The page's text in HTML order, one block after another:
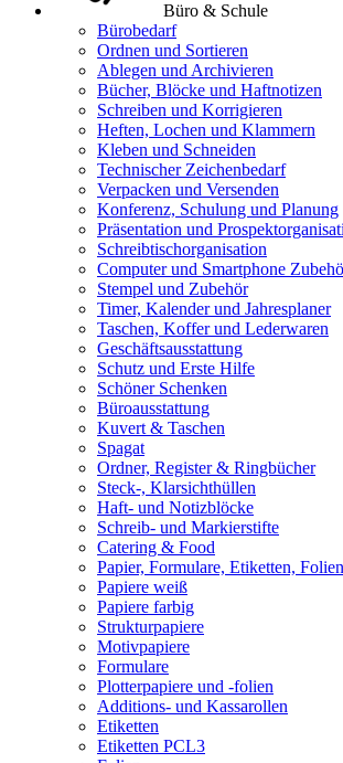
Büro & Schule
Bürobedarf
Ordnen und Sortieren
Ablegen und Archivieren
Bücher, Blöcke und Haftnotizen
Schreiben und Korrigieren
Heften, Lochen und Klammern
Kleben und Schneiden
Technischer Zeichenbedarf
Verpacken und Versenden
Konferenz, Schulung und Planung
Präsentation und
Schreibtischorganisation
Computer und Smartphone
Stempel und Zubehör
Timer, Kalender und Jahresplaner
Taschen, Koffer und Lederwaren
Geschäftsausstattung
Schutz und Erste Hilfe
Schöner Schenken
Büroausstattung
Kuvert & Taschen
Spagat
Ordner, Register & Ringbücher
Steck-, Klarsichthüllen
Haft- und Notizblöcke
Schreib- und Markierstifte
Catering & Food
Papier, Formulare, Etiketten, Folien
Papiere weiß
Papiere farbig
Strukturpapiere
Motivpapiere
Formulare
Plotterpapiere und -folien
Additions- und Kassarollen
Etiketten
Etiketten PCL3